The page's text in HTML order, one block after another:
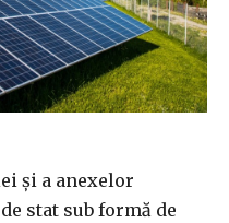
şi a anexelor
stat sub formă de